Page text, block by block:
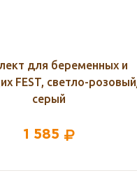
рукавом на запах
Me, 62 размер
485